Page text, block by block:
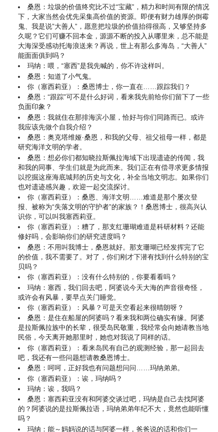
桑恩：垃圾的价值终究比不过“宝藏”，精力和时间有限的情况
下，大家当然会优先采集高价值的资源。即便有财力雄厚的倒霉
鬼、我是说”大善人”，愿意把垃圾的价值抬得很高，又够坚持多
久呢？它们可赚不回本金，源源不断的投入从哪里来，总不能是
大海深受感动托海浪送来？再说，世上有那么多海岛，“大善人”
能面面俱到吗？
玛纳：喂，“塞西”是我先喊的，你不许这样叫。
桑恩：知道了小气鬼。
你（塞西莉亚）：桑恩博士，你一直在……跟踪我们？
桑恩：“跟踪”可不是什么好词，看来我先前给你们留下了一些
负面印象？
桑恩：我就住在那排海滨小屋，恰好与你们同路而已。或许
我应该先做个自我介绍？
桑恩：奥克塔维娅·桑恩，和我的父母、祖父祖母一样，都是
研究海洋文明的学者。
桑恩：想必你们都知晓拉斯佩拉海域下出现遗迹的传闻，我
和我的同事、学生们就是为此而来。我们正在有偿寻求更多情报
以挖掘这座海底城邦的历史与文化，补全当地文明志。如果你们
也对遗迹感兴趣，欢迎一起交流探讨。
你（塞西莉亚）：桑恩、海洋文明……难道是那个屡次登
报、被称为“失落文明的守护者”的家族？！桑恩博士，很高兴认
识你，可以叫我塞西莉亚。
你（塞西莉亚）：糟了，那支红珊瑚难道是科研材料？还能
修好吗，会影响你们的研究进度吗？
桑恩：不用叫我博士，桑恩就好。那支珊瑚已经发挥完了它
的价值，我不需要了。对了，你们刚才下潜有找到什么特别的宝
贝吗？
你（塞西莉亚）：没有什么特别的，你要看看吗？
玛纳：塞西，我们回去吧，阿婆说今天大海的声音很奇怪，
或许会有风暴，要早点关门睡觉。
你（塞西莉亚）：风暴？可是天空看起来很晴朗呀？
桑恩：是住在船屋的阿婆吗？看来我和两位确实有缘。阿婆
是拉斯佩拉族中的长辈，很受岛民敬重，我经常会向她请教当地
民俗，今天离开她那里时，她也对我说了同样的话。
你（塞西莉亚）：看来岛民有自己的观测经验，那一起回去
吧，我还有一些问题想请教桑恩博士。
桑恩：呵呵，正好我也有问题想问问……玛纳弟弟。
你（塞西莉亚）：诶，玛纳吗？
玛纳：诶，我吗？
桑恩：塞西莉亚没有和阿婆交谈过吧，玛纳是自己去找阿婆
的？阿婆说的是拉斯佩拉语，玛纳弟弟年纪不大，竟然也能听懂
吗？
玛纳：能～妈妈说的话与阿婆一样，爸爸说的话和你们一